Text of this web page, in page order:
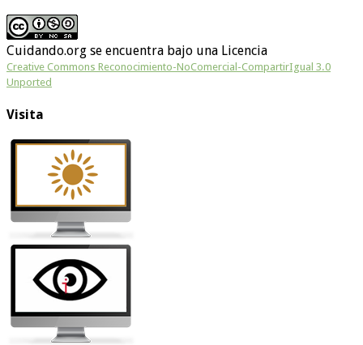
Cuidando.org se encuentra bajo una Licencia
Creative Commons Reconocimiento-NoComercial-CompartirIgual 3.0
Unported
Visita